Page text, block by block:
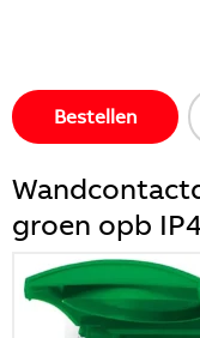
Bestellen
groen opb